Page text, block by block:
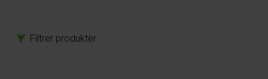
Filtrer produkter